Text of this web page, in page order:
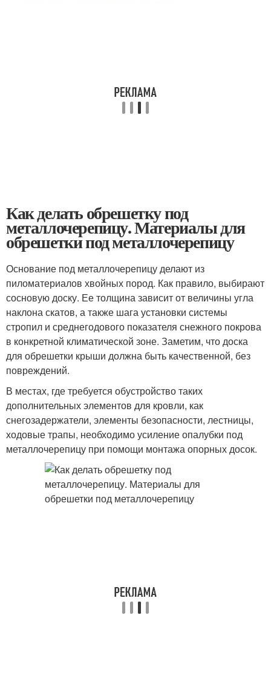
Как делать обрешетку под
металлочерепицу. Материалы для
обрешетки под металлочерепицу
Основание под металлочерепицу делают из
пиломатериалов хвойных пород. Как правило, выбирают
сосновую доску. Ее толщина зависит от величины угла
наклона скатов, а также шага установки системы
стропил и среднегодового показателя снежного покрова
в конкретной климатической зоне. Заметим, что доска
для обрешетки крыши должна быть качественной, без
повреждений.
В местах, где требуется обустройство таких
дополнительных элементов для кровли, как
снегозадержатели, элементы безопасности, лестницы,
ходовые трапы, необходимо усиление опалубки под
металлочерепицу при помощи монтажа опорных досок.